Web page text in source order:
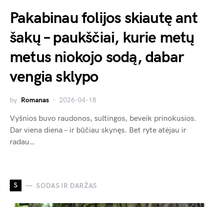
Pakabinau folijos skiautę ant
šakų – paukščiai, kurie metų
metus niokojo sodą, dabar
vengia sklypo
by Romanas 2026-04-18
Vyšnios buvo raudonos, sultingos, beveik prinokusios.
Dar viena diena – ir būčiau skynęs. Bet ryte atėjau ir
radau…
S SODAS IR DARŽAS